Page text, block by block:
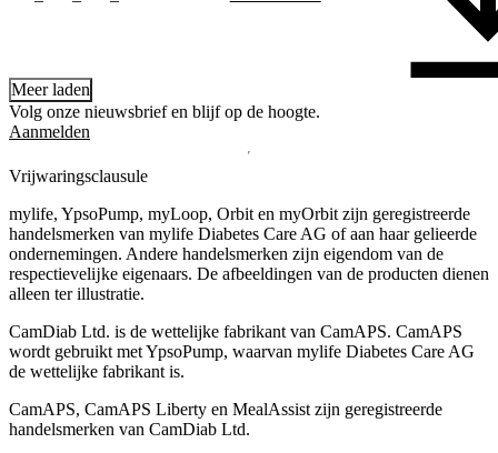
Meer laden
Volg onze nieuwsbrief en blijf op de hoogte.
Aanmelden
Vrijwaringsclausule
mylife, YpsoPump, myLoop, Orbit en myOrbit zijn geregistreerde
handelsmerken van mylife Diabetes Care AG of aan haar gelieerde
ondernemingen. Andere handelsmerken zĳn eigendom van de
respectievelĳke eigenaars. De afbeeldingen van de producten dienen
alleen ter illustratie.
CamDiab Ltd. is de wettelijke fabrikant van CamAPS. CamAPS
wordt gebruikt met YpsoPump, waarvan mylife Diabetes Care AG
de wettelijke fabrikant is.
CamAPS, CamAPS Liberty en MealAssist zijn geregistreerde
handelsmerken van CamDiab Ltd.